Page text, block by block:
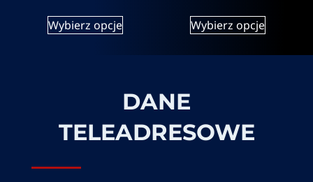
Wybierz opcje Wybierz opcje
DANE
TELEADRESOWE